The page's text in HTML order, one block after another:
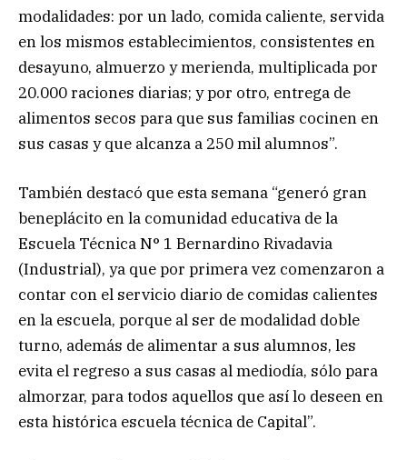
modalidades: por un lado, comida caliente, servida
en los mismos establecimientos, consistentes en
desayuno, almuerzo y merienda, multiplicada por
20.000 raciones diarias; y por otro, entrega de
alimentos secos para que sus familias cocinen en
sus casas y que alcanza a 250 mil alumnos”.
También destacó que esta semana “generó gran
beneplácito en la comunidad educativa de la
Escuela Técnica N° 1 Bernardino Rivadavia
(Industrial), ya que por primera vez comenzaron a
contar con el servicio diario de comidas calientes
en la escuela, porque al ser de modalidad doble
turno, además de alimentar a sus alumnos, les
evita el regreso a sus casas al mediodía, sólo para
almorzar, para todos aquellos que así lo deseen en
esta histórica escuela técnica de Capital”.